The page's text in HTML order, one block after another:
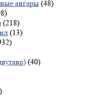
ангары (48)
(218)
(13)
(40)